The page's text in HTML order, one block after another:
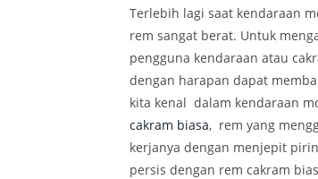
Terlebih lagi saat kendaraan
rem sangat berat. Untuk
pengguna kendaraan atau
dengan harapan dapat
kita kenal dalam kendaraan
cakram biasa, rem yang
kerjanya dengan menjepit
persis dengan rem cakram